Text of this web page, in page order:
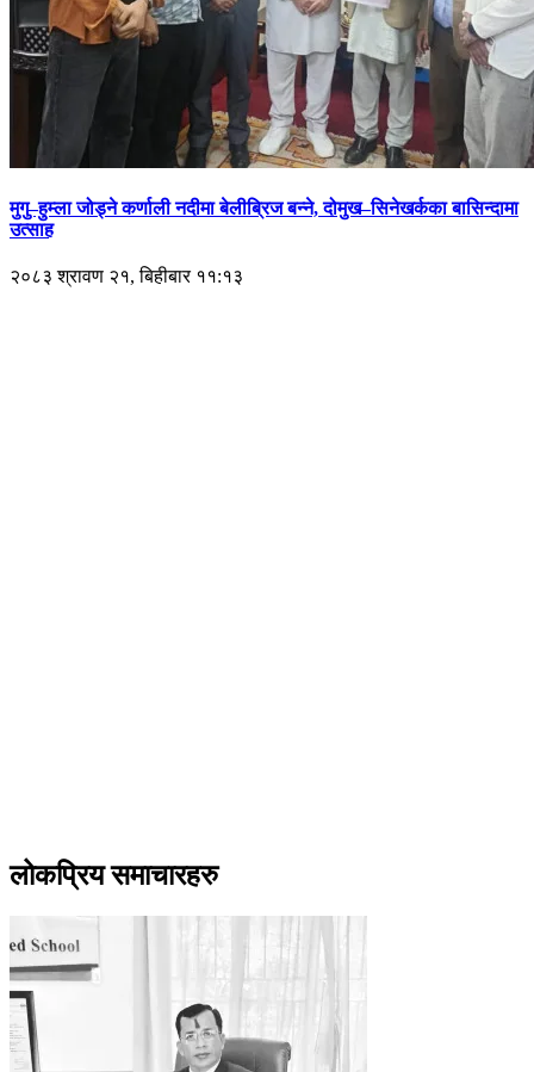
मुगु–हुम्ला जोड्ने कर्णाली नदीमा बेलीब्रिज बन्ने, दोमुख–सिनेखर्कका बासिन्दामा
उत्साह
२०८३ श्रावण २१, बिहीबार ११:१३
लोकप्रिय समाचारहरु